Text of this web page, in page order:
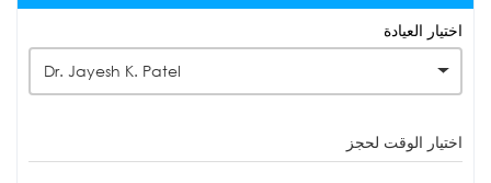
اختيار العيادة
Dr. Jayesh K. Patel
اختيار الوقت لحجز